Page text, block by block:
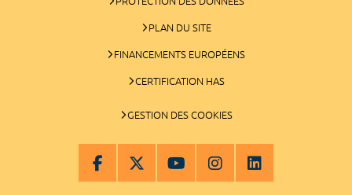
PLAN DU SITE
FINANCEMENTS EUROPÉENS
CERTIFICATION HAS
GESTION DES COOKIES